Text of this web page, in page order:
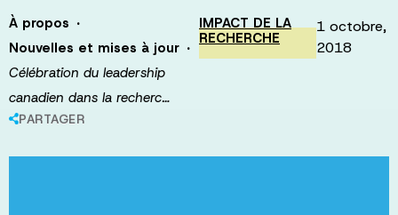
À propos ·
Nouvelles et mises à jour ·
Célébration du leadership
canadien dans la recherc…
PARTAGER
IMPACT DE LA
RECHERCHE
1 octobre,
2018